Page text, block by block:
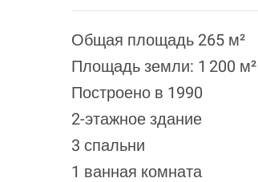
Общая площадь 265 м²
Площадь земли: 1 200 м²
Построено в 1990
2-этажное здание
3 спальни
1 ванная комната